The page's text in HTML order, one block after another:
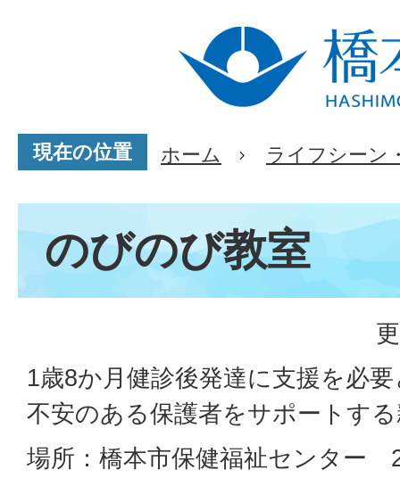
現在の位置 ホーム ライフシーン
のびのび教室
1歳8か月健診後発達に支援を必
不安のある保護者をサポートす
場所：橋本市保健福祉センター